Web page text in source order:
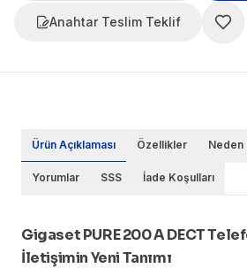
Anahtar Teslim Teklif
Ürün Açıklaması Özellikler Neden
Yorumlar SSS İade Koşulları
Gigaset PURE 200 A DECT
İletişimin Yeni Tanımı